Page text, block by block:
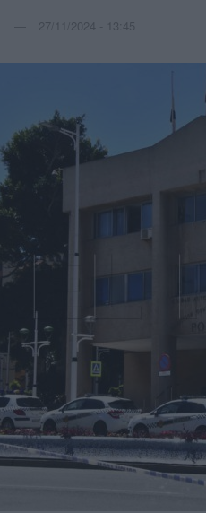
27/11/2024 - 13:45